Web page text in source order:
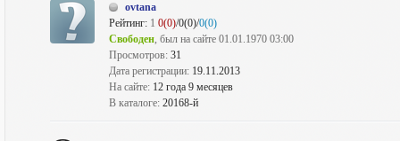
ovtana
Рейтинг: 1 0(0)/0(0)/0(0)
Свободен, был на сайте 01.01.1970 03:00
Просмотров: 31
Дата регистрации: 19.11.2013
На сайте: 12 года 9 месяцев
В каталоге: 20168-й